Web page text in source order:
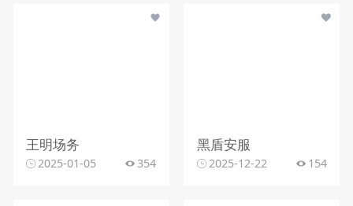
王明场务
2025-01-05 354
黑盾安服
2025-12-22 154